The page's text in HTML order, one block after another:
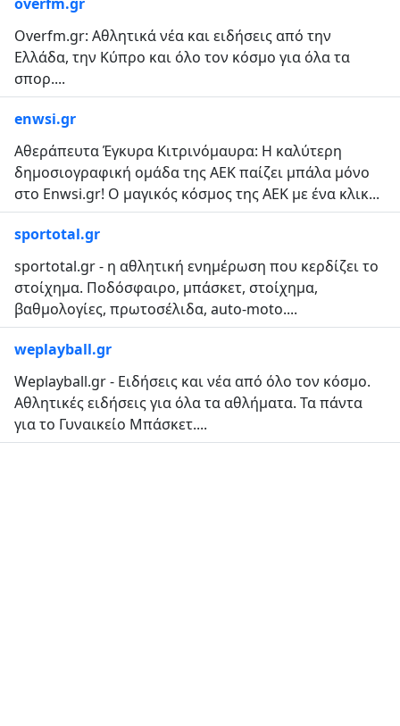
Overfm.gr: Αθλητικά νέα και ειδήσεις από την
Ελλάδα, την Κύπρο και όλο τον κόσμο για όλα τα
σπορ....
enwsi.gr
Αθεράπευτα Έγκυρα Κιτρινόμαυρα: H καλύτερη
δημοσιογραφική ομάδα της ΑΕΚ παίζει μπάλα μόνο
στο Enwsi.gr! Ο μαγικός κόσμος της ΑΕΚ με ένα κλικ...
sportotal.gr
sportotal.gr - η αθλητική ενημέρωση που κερδίζει το
στοίχημα. Ποδόσφαιρο, μπάσκετ, στοίχημα,
βαθμολογίες, πρωτοσέλιδα, auto-moto....
weplayball.gr
Weplayball.gr - Ειδήσεις και νέα από όλο τον κόσμο.
Αθλητικές ειδήσεις για όλα τα αθλήματα. Τα πάντα
για το Γυναικείο Μπάσκετ....